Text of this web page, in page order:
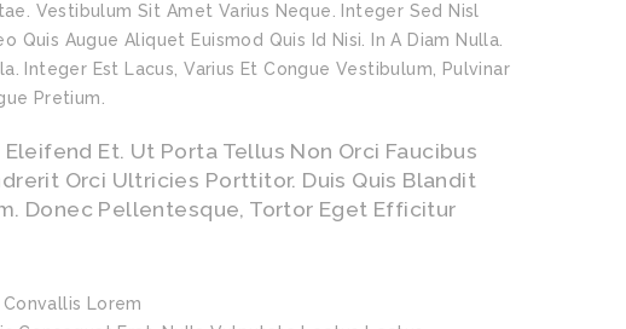
Vestibulum Sit Amet Varius Neque. Integer Sed Nisl
Augue Aliquet Euismod Quis Id Nisi. In A Diam Nulla.
Integer Est Lacus, Varius Et Congue Vestibulum, Pulvinar
Pretium.
Et. Ut Porta Tellus Non Orci Faucibus
Orci Ultricies Porttitor. Duis Quis Blandit
Donec Pellentesque, Tortor Eget Efficitur
Lorem